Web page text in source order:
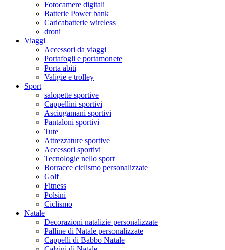
Fotocamere digitali
Batterie Power bank
Caricabatterie wireless
droni
Viaggi
Accessori da viaggi
Portafogli e portamonete
Porta abiti
Valigie e trolley
Sport
salopette sportive
Cappellini sportivi
Asciugamani sportivi
Pantaloni sportivi
Tute
Attrezzature sportive
Accessori sportivi
Tecnologie nello sport
Borracce ciclismo personalizzate
Golf
Fitness
Polsini
Ciclismo
Natale
Decorazioni natalizie personalizzate
Palline di Natale personalizzate
Cappelli di Babbo Natale